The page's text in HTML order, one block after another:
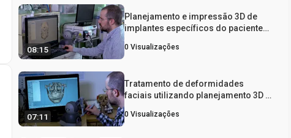
08:15
Planejamento e impressão 3D de
implantes específicos do paciente
ósseos
0 Visualizações
07:11
Tratamento de deformidades
faciais utilizando planejamento 3D e
para pacientes
0 Visualizações